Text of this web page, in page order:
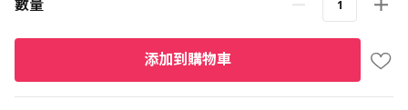
數量
添加到購物車